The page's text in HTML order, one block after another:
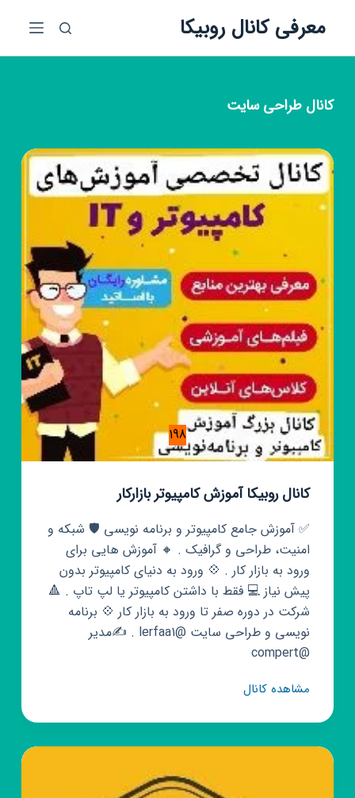
ش
معرفی کانال روبیکا
کانال طراحی سایت
198
کانال روبیکا آموزش کامپیوتر بازارکار
✅ آموزش جامع کامپیوتر و برنامه نویسی 🛡️ شبکه و
امنیت، طراحی و گرافیک . 🔸 آموزش هایی برای
ورود به بازار کار . 💠 ورود به دنیای کامپیوتر بدون
پیش نیاز 💻 فقط با داشتن کامپیوتر یا لپ تاپ . 🔺
شرکت در دوره صفر تا ورود به بازار کار 💠 برنامه
نویسی و طراحی سایت @lerfaa1 . ✍️مدیر
@compert
مشاهده کانالکانال
آموزش
کامپیوتر